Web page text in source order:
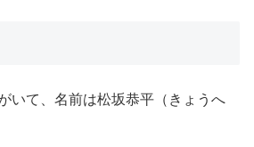
いて、名前は松坂恭平（きょうへ